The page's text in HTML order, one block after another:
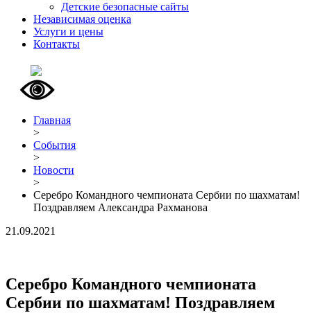
Детские безопасные сайты
Независимая оценка
Услуги и цены
Контакты
Главная
>
События
>
Новости
>
Серебро Командного чемпионата Сербии по шахматам!
Поздравляем Александра Рахманова
21.09.2021
Серебро Командного чемпионата
Сербии по шахматам! Поздравляем